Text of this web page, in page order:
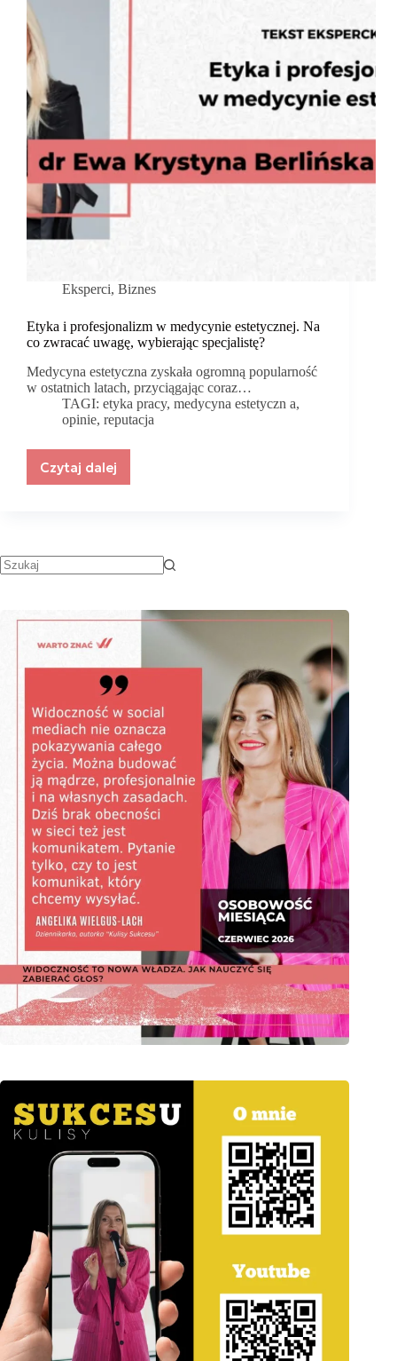
Eksperci, Biznes
Etyka i profesjonalizm w medycynie estetycznej. Na
co zwracać uwagę, wybierając specjalistę?
Medycyna estetyczna zyskała ogromną popularność
w ostatnich latach, przyciągając coraz…
TAGI: etyka pracy,medycyna estetyczn a,
opinie, reputacja
Czytaj dalej
Etyka
estetycznej.
Na
uwagę,
wybierając